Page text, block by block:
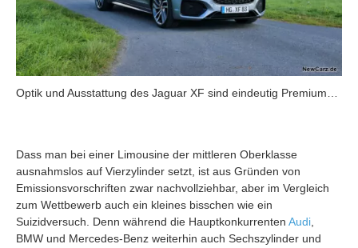
Optik und Ausstattung des Jaguar XF sind eindeutig Premium…
Dass man bei einer Limousine der mittleren Oberklasse
ausnahmslos auf Vierzylinder setzt, ist aus Gründen von
Emissionsvorschriften zwar nachvollziehbar, aber im Vergleich
zum Wettbewerb auch ein kleines bisschen wie ein
Suizidversuch. Denn während die Hauptkonkurrenten Audi
BMW und Mercedes-Benz weiterhin auch Sechszylinder und